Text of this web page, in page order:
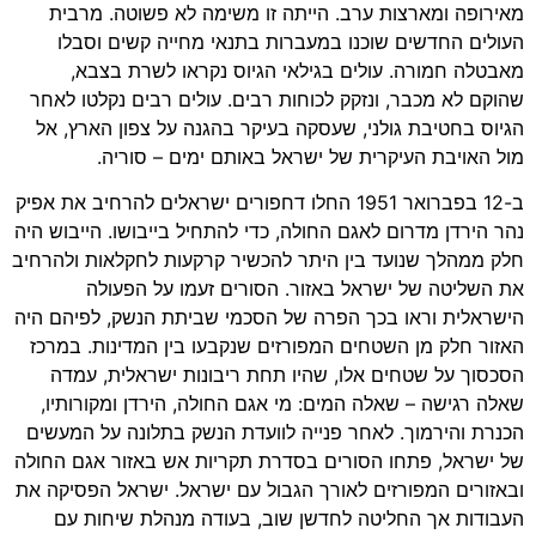
מאירופה ומארצות ערב. הייתה זו משימה לא פשוטה. מרבית
העולים החדשים שוכנו במעברות בתנאי מחייה קשים וסבלו
מאבטלה חמורה. עולים בגילאי הגיוס נקראו לשרת בצבא,
שהוקם לא מכבר, ונזקק לכוחות רבים. עולים רבים נקלטו לאחר
הגיוס בחטיבת גולני, שעסקה בעיקר בהגנה על צפון הארץ, אל
מול האויבת העיקרית של ישראל באותם ימים – סוריה.
ב-12 בפברואר 1951 החלו דחפורים ישראלים להרחיב את אפיק
נהר הירדן מדרום לאגם החולה, כדי להתחיל בייבושו. הייבוש היה
חלק ממהלך שנועד בין היתר להכשיר קרקעות לחקלאות ולהרחיב
את השליטה של ישראל באזור. הסורים זעמו על הפעולה
הישראלית וראו בכך הפרה של הסכמי שביתת הנשק, לפיהם היה
האזור חלק מן השטחים המפורזים שנקבעו בין המדינות. במרכז
הסכסוך על שטחים אלו, שהיו תחת ריבונות ישראלית, עמדה
שאלה רגישה – שאלה המים: מי אגם החולה, הירדן ומקורותיו,
הכנרת והירמוך. לאחר פנייה לוועדת הנשק בתלונה על המעשים
של ישראל, פתחו הסורים בסדרת תקריות אש באזור אגם החולה
ובאזורים המפורזים לאורך הגבול עם ישראל. ישראל הפסיקה את
העבודות אך החליטה לחדשן שוב, בעודה מנהלת שיחות עם